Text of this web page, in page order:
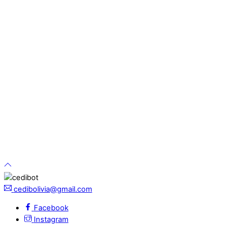
cedibolivia@gmail.com
Facebook
Instagram